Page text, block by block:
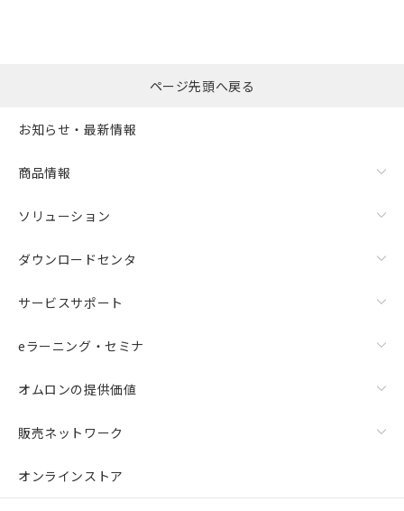
ページ先頭へ戻る
お知らせ・最新情報
商品情報
ソリューション
ダウンロードセンタ
サービスサポート
eラーニング・セミナ
オムロンの提供価値
販売ネットワーク
オンラインストア